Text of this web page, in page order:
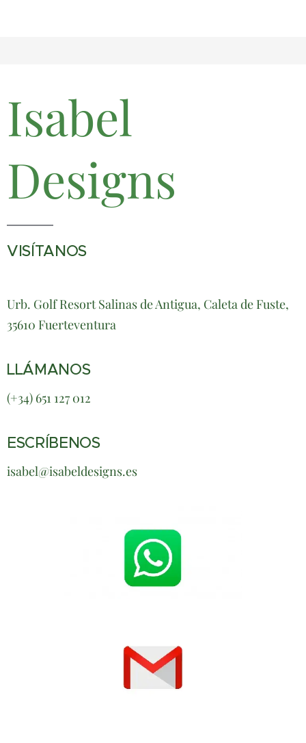
Isabel
Designs
VISÍTANOS
Urb. Golf Resort Salinas de Antigua, Caleta de Fuste,
35610 Fuerteventura
LLÁMANOS
(+34) 651 127 012
ESCRÍBENOS
isabel@isabeldesigns.es